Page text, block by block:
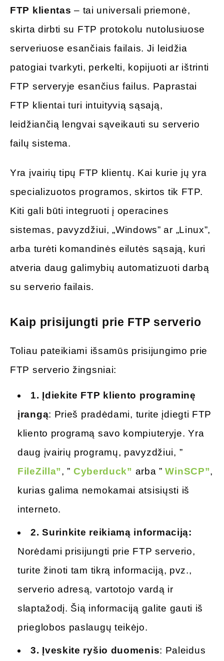
FTP klientas – tai universali priemonė,
skirta dirbti su FTP protokolu nutolusiuose
serveriuose esančiais failais. Ji leidžia
patogiai tvarkyti, perkelti, kopijuoti ar ištrinti
FTP serveryje esančius failus. Paprastai
FTP klientai turi intuityvią sąsają,
leidžiančią lengvai sąveikauti su serverio
failų sistema.
Yra įvairių tipų FTP klientų. Kai kurie jų yra
specializuotos programos, skirtos tik FTP.
Kiti gali būti integruoti į operacines
sistemas, pavyzdžiui, „Windows” ar „Linux”,
arba turėti komandinės eilutės sąsają, kuri
atveria daug galimybių automatizuoti darbą
su serverio failais.
Kaip prisijungti prie FTP serverio
Toliau pateikiami išsamūs prisijungimo prie
FTP serverio žingsniai:
1. Įdiekite FTP kliento programinę
įrangą: Prieš pradėdami, turite įdiegti FTP
kliento programą savo kompiuteryje. Yra
daug įvairių programų, pavyzdžiui, ”
FileZilla”, ” Cyberduck” arba ”WinSCP”,
kurias galima nemokamai atsisiųsti iš
interneto.
2. Surinkite reikiamą informaciją:
Norėdami prisijungti prie FTP serverio,
turite žinoti tam tikrą informaciją, pvz.,
serverio adresą, vartotojo vardą ir
slaptažodį. Šią informaciją galite gauti iš
prieglobos paslaugų teikėjo.
3. Įveskite ryšio duomenis: Paleidus